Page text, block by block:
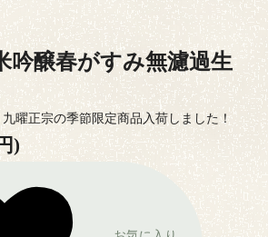
吟醸春がすみ無濾過生
曜正宗の季節限定商品入荷しました！
)